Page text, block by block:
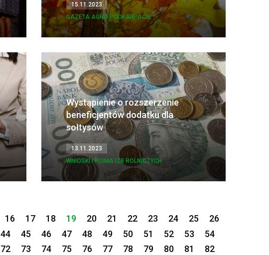
15.11.2023
GAZETA AGRO PODKARPACIE
Wystąpienie o rozszerzenie
beneficjentów dodatku dla
sołtysów
13.11.2023
WNIOSKI I PISMA IZB ROLNICZYCH
16 17 18 Jesteś na stronie
19 20 21 22 23 24 25
26
44 45 46 47 48 49 50 51 52 53
54
72 73 74 75 76 77 78 79 80 81
82